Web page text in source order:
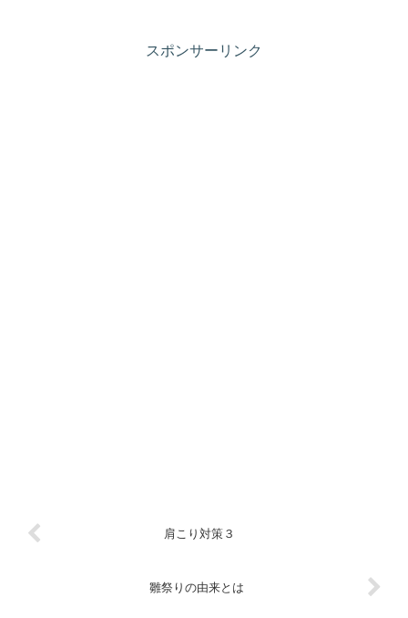
スポンサーリンク
肩こり対策３
雛祭りの由来とは